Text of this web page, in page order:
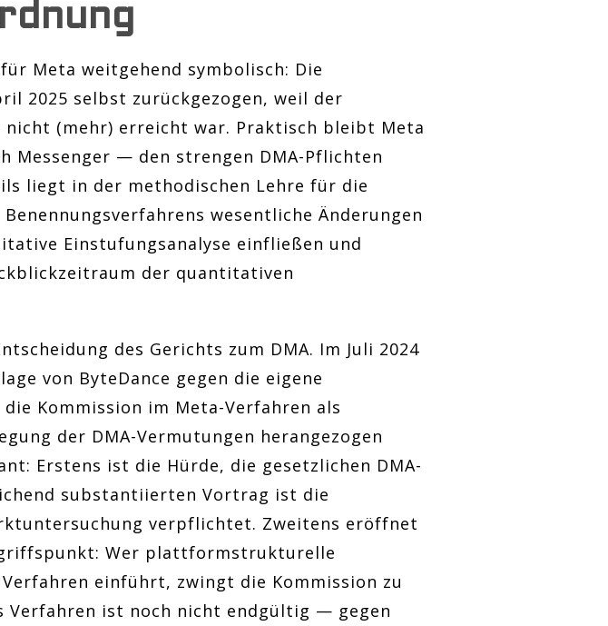
Meta weitgehend symbolisch: Die
2025 selbst zurückgezogen, weil der
(mehr) erreicht war. Praktisch bleibt Meta
— den strengen DMA-Pflichten
liegt in der methodischen Lehre für die
wesentliche Änderungen
Einstufungsanalyse einfließen und
der quantitativen
des Gerichts zum DMA. Im Juli 2024
von ByteDance gegen die eigene
Kommission im Meta-Verfahren als
der DMA-Vermutungen herangezogen
Erstens ist die Hürde, die gesetzlichen DMA-
substantiierten Vortrag ist die
verpflichtet. Zweitens eröffnet
Wer plattformstrukturelle
einführt, zwingt die Kommission zu
Verfahren ist noch nicht endgültig — gegen